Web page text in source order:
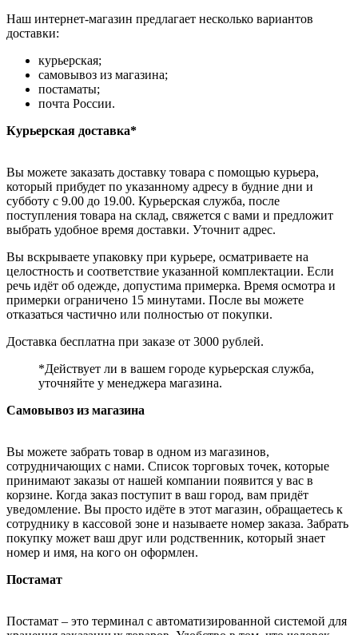
Наш интернет-магазин предлагает несколько вариантов
доставки:
курьерская;
самовывоз из магазина;
постаматы;
почта России.
Курьерская доставка*
Вы можете заказать доставку товара с помощью курьера,
который прибудет по указанному адресу в будние дни и
субботу с 9.00 до 19.00. Курьерская служба, после
поступления товара на склад, свяжется с вами и предложит
выбрать удобное время доставки. Уточнит адрес.
Вы вскрываете упаковку при курьере, осматриваете на
целостность и соответствие указанной комплектации. Если
речь идёт об одежде, допустима примерка. Время осмотра и
примерки ограничено 15 минутами. После вы можете
отказаться частично или полностью от покупки.
Доставка бесплатна при заказе от 3000 рублей.
*Действует ли в вашем городе курьерская служба,
уточняйте у менеджера магазина.
Самовывоз из магазина
Вы можете забрать товар в одном из магазинов,
сотрудничающих с нами. Список торговых точек, которые
принимают заказы от нашей компании появится у вас в
корзине. Когда заказ поступит в ваш город, вам придёт
уведомление. Вы просто идёте в этот магазин, обращаетесь к
сотруднику в кассовой зоне и называете номер заказа. Забрать
покупку может ваш друг или родственник, который знает
номер и имя, на кого он оформлен.
Постамат
Постамат – это терминал с автоматизированной системой для